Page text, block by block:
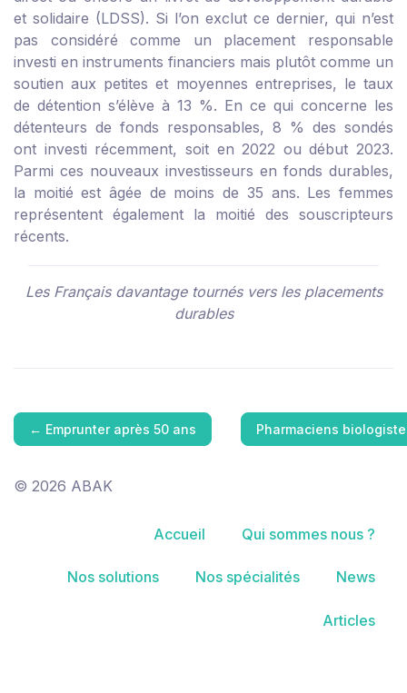
et solidaire (LDSS). Si l’on exclut ce dernier, qui n’est
pas considéré comme un placement responsable
investi en instruments financiers mais plutôt comme un
soutien aux petites et moyennes entreprises, le taux
de détention s’élève à 13 %. En ce qui concerne les
détenteurs de fonds responsables, 8 % des sondés
ont investi récemment, soit en 2022 ou début 2023.
Parmi ces nouveaux investisseurs en fonds durables,
la moitié est âgée de moins de 35 ans. Les femmes
représentent également la moitié des souscripteurs
récents.
Les Français davantage tournés vers les placements
durables
← Emprunter après 50 ans Pharmaciens
© 2026 ABAK
Accueil Qui sommes nous ?
Nos solutions Nos spécialités News
Articles